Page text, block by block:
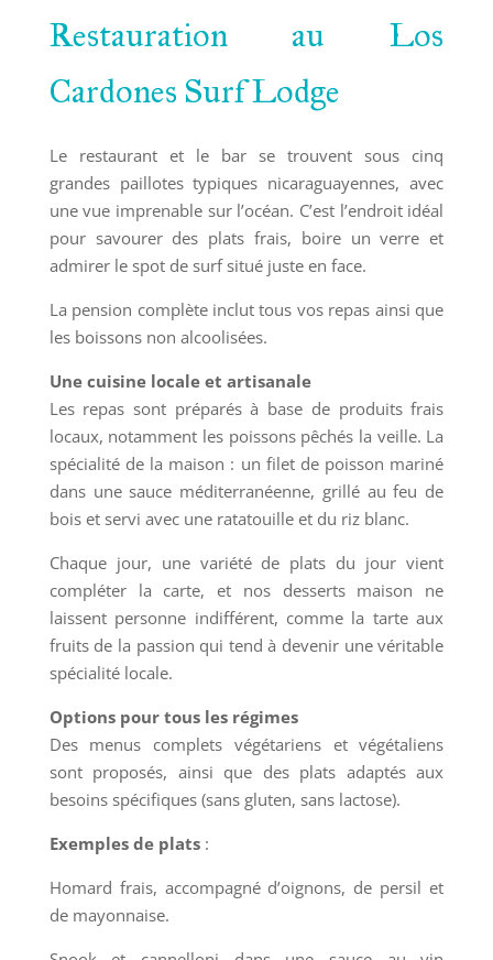
Restauration au Los
Cardones Surf Lodge
Le restaurant et le bar se trouvent sous cinq
grandes paillotes typiques nicaraguayennes, avec
une vue imprenable sur l’océan. C’est l’endroit idéal
pour savourer des plats frais, boire un verre et
admirer le spot de surf situé juste en face.
La pension complète inclut tous vos repas ainsi que
les boissons non alcoolisées.
Une cuisine locale et artisanale
Les repas sont préparés à base de produits frais
locaux, notamment les poissons pêchés la veille. La
spécialité de la maison : un filet de poisson mariné
dans une sauce méditerranéenne, grillé au feu de
bois et servi avec une ratatouille et du riz blanc.
Chaque jour, une variété de plats du jour vient
compléter la carte, et nos desserts maison ne
laissent personne indifférent, comme la tarte aux
fruits de la passion qui tend à devenir une véritable
spécialité locale.
Options pour tous les régimes
Des menus complets végétariens et végétaliens
sont proposés, ainsi que des plats adaptés aux
besoins spécifiques (sans gluten, sans lactose).
Exemples de plats:
Homard frais, accompagné d’oignons, de persil et
de mayonnaise.